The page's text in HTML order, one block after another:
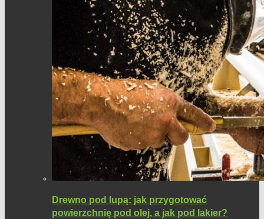
Drewno pod lupą: jak przygotować
powierzchnię pod olej, a jak pod lakier?